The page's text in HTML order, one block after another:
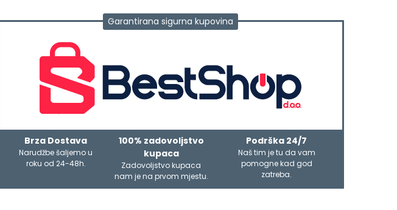
Garantirana sigurna kupovina
Brza Dostava
Narudžbe šaljemo u
roku od 24-48h.
100% zadovoljstvo
kupaca
Zadovoljstvo kupaca
nam je na prvom mjestu.
Podrška 24/7
Naš tim je tu da vam
pomogne kad god
zatreba.